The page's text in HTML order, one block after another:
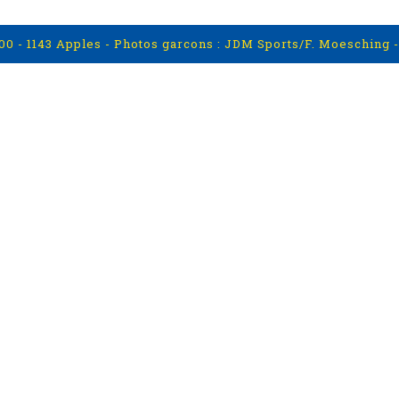
- 1143 Apples - Photos garcons : JDM Sports/F.